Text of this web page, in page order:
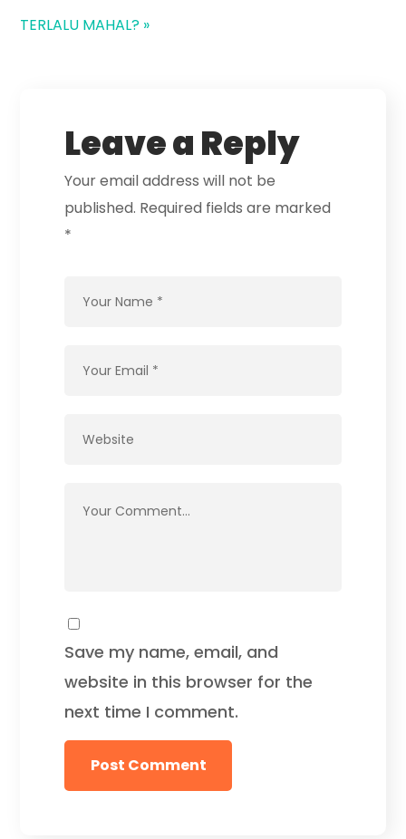
TERLALU MAHAL? »
Leave a Reply
Your email address will not be
published. Required fields are marked
*
Save my name, email, and
website in this browser for the
next time I comment.